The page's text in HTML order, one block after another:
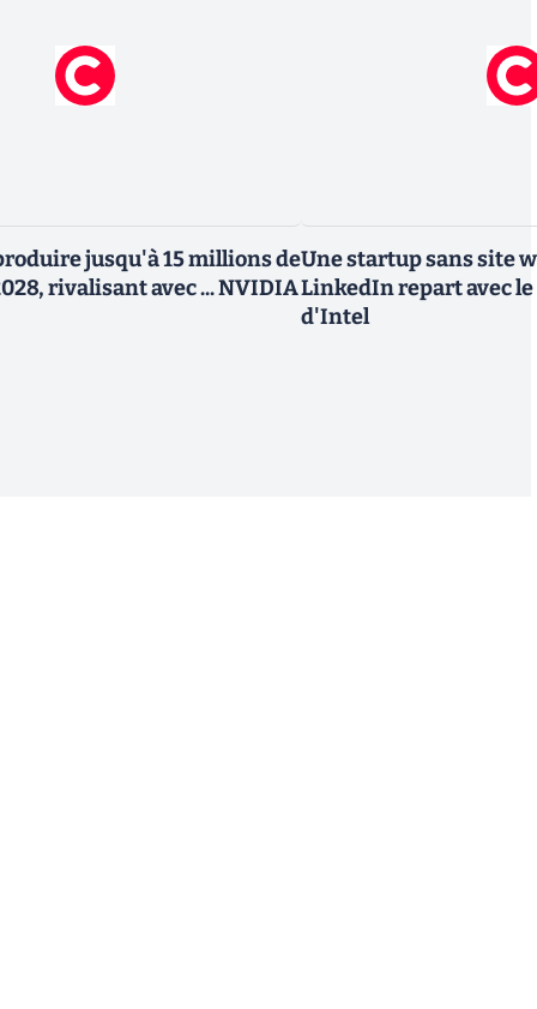
jusqu'à 15 millions de
rivalisant avec ... NVIDIA
Une startup sans site
LinkedIn repart avec le
d'Intel